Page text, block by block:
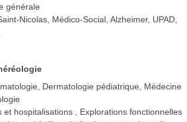
générale
Nicolas, Médico-Social, Alzheimer, UPAD,
Dermatologie pédiatrique, Médecine
et hospitalisations
Explorations fonctionnelles